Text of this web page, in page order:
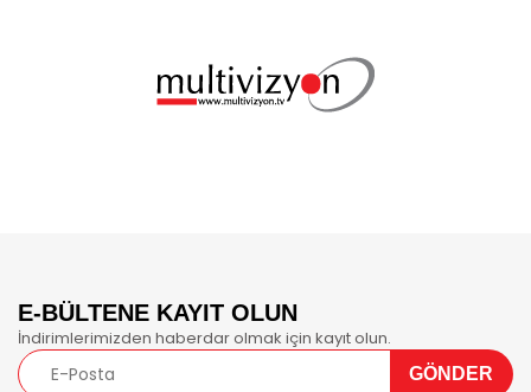
E-BÜLTENE KAYIT OLUN
İndirimlerimizden haberdar olmak için kayıt olun.